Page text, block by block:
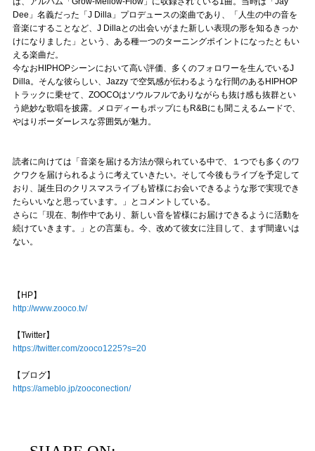
Dee」名義だった「J Dilla」プロデュースの楽曲であり、「人生の中の音を
音楽にすることなど、J Dillaとの出会いがまた新しい表現の形を知るきっか
けになりました」という、ある種一つのターニングポイントになったともい
える楽曲だ。
今なおHIPHOPシーンにおいて高い評価、多くのフォロワーを生んでいるJ
Dilla。そんな彼らしい、Jazzy で空気感が伝わるような行間のあるHIPHOP
トラックに乗せて、ZOOCOはソウルフルでありながらも抜け感も抜群とい
う絶妙な歌唱を披露。メロディーもポップにもR&Bにも聞こえるムードで、
やはりボーダーレスな雰囲気が魅力。
読者に向けては「音楽を届ける方法が限られている中で、１つでも多くのワ
クワクを届けられるように考えていきたい。そして今後もライブを予定して
おり、誕生日のクリスマスライブも皆様にお会いできるような形で実現でき
たらいいなと思っています。」とコメントしている。
さらに「現在、制作中であり、新しい音を皆様にお届けできるように活動を
続けていきます。」との言葉も。今、改めて彼女に注目して、まず間違いは
ない。
【HP】
http://www.zooco.tv/
【Twitter】
https://twitter.com/zooco1225?s=20
【ブログ】
https://ameblo.jp/zooconection/